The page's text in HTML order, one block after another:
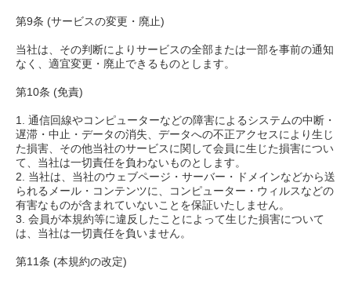
第9条 (サービスの変更・廃止)
当社は、その判断によりサービスの全部または一部を事前の通知
なく、適宜変更・廃止できるものとします。
第10条 (免責)
1. 通信回線やコンピューターなどの障害によるシステムの中断・
遅滞・中止・データの消失、データへの不正アクセスにより生じ
た損害、その他当社のサービスに関して会員に生じた損害につい
て、当社は一切責任を負わないものとします。
2. 当社は、当社のウェブページ・サーバー・ドメインなどから送
られるメール・コンテンツに、コンピューター・ウィルスなどの
有害なものが含まれていないことを保証いたしません。
3. 会員が本規約等に違反したことによって生じた損害について
は、当社は一切責任を負いません。
第11条 (本規約の改定)